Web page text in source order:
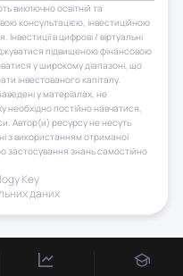
виключно освітній та
консультацією, інвестиційною
в цифрові / віртуальні
підвищеною фінансовою
у широкому діапазоні, що
інвестованого капіталу.
у матеріалах, не
необхідно постійно навчатися,
Автор(и) ресурсу не несуть
з використанням отриманої
застосування знань самостійно
Key
даних